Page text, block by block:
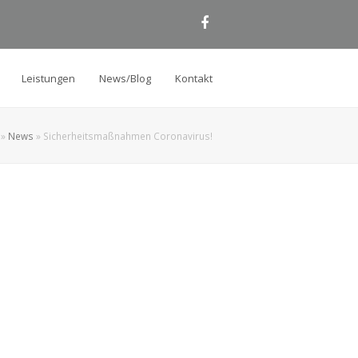
Facebook
Leistungen News/Blog Kontakt
News » Sicherheitsmaßnahmen Coronavirus!